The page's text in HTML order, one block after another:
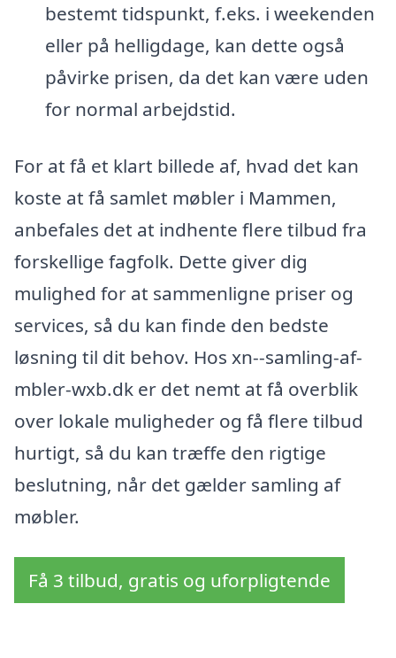
bestemt tidspunkt, f.eks. i weekenden
eller på helligdage, kan dette også
påvirke prisen, da det kan være uden
for normal arbejdstid.
For at få et klart billede af, hvad det kan
koste at få samlet møbler i Mammen,
anbefales det at indhente flere tilbud fra
forskellige fagfolk. Dette giver dig
mulighed for at sammenligne priser og
services, så du kan finde den bedste
løsning til dit behov. Hos xn--samling-af-
mbler-wxb.dk er det nemt at få overblik
over lokale muligheder og få flere tilbud
hurtigt, så du kan træffe den rigtige
beslutning, når det gælder samling af
møbler.
Få 3 tilbud, gratis og uforpligtende